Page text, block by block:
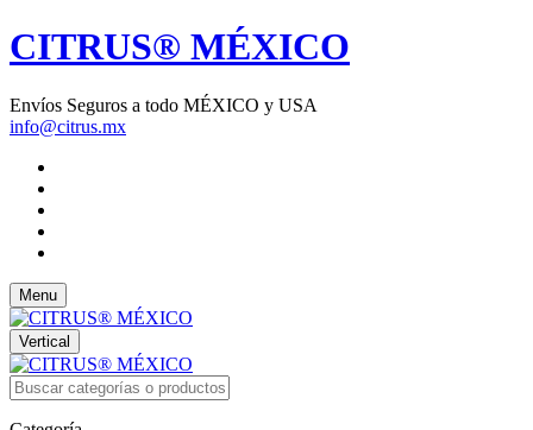
CITRUS® MÉXICO
Envíos Seguros a todo MÉXICO y USA
info@citrus.mx
Menu
Vertical